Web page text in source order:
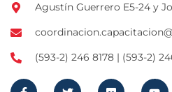
Agustín Guerrero E5-24 y
(593-2) 246 8178 | (593-2)